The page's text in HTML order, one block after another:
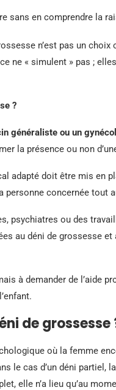
sans en comprendre la
n’est pas un
ne « simulent » pas ;
?
généraliste ou un
la présence ou non
adapté doit être mis en
concernée tout
psychiatres ou des
au déni de grossesse et
à demander de l’aide
de grossesse
où la femme
le cas d’un déni partiel,
elle n’a lieu qu’au